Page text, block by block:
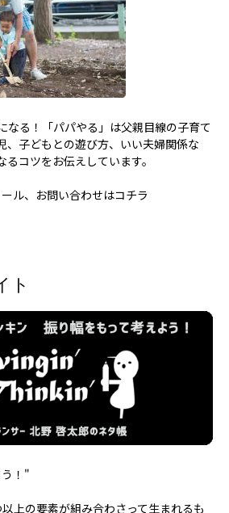
なる！「パパやる」は父親目線の子育て
、子どもとの遊び方、いい夫婦関係な
コツをお伝えしています。
ル、お問い合わせはコチラ
ト
！"
上の要素が組み合わさって生まれるも